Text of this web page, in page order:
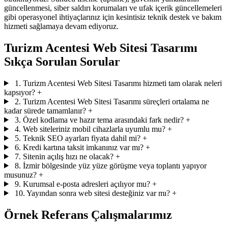
güncellenmesi, siber saldırı korumaları ve ufak içerik güncellemeleri
gibi operasyonel ihtiyaçlarınız için kesintisiz teknik destek ve bakım
hizmeti sağlamaya devam ediyoruz.
Turizm Acentesi Web Sitesi Tasarımı
Sıkça Sorulan Sorular
1. Turizm Acentesi Web Sitesi Tasarımı hizmeti tam olarak neleri
kapsıyor? +
2. Turizm Acentesi Web Sitesi Tasarımı süreçleri ortalama ne
kadar sürede tamamlanır? +
3. Özel kodlama ve hazır tema arasındaki fark nedir? +
4. Web siteleriniz mobil cihazlarla uyumlu mu? +
5. Teknik SEO ayarları fiyata dahil mi? +
6. Kredi kartına taksit imkanınız var mı? +
7. Sitenin açılış hızı ne olacak? +
8. İzmir bölgesinde yüz yüze görüşme veya toplantı yapıyor
musunuz? +
9. Kurumsal e-posta adresleri açılıyor mu? +
10. Yayından sonra web sitesi desteğiniz var mı? +
Örnek Referans Çalışmalarımız